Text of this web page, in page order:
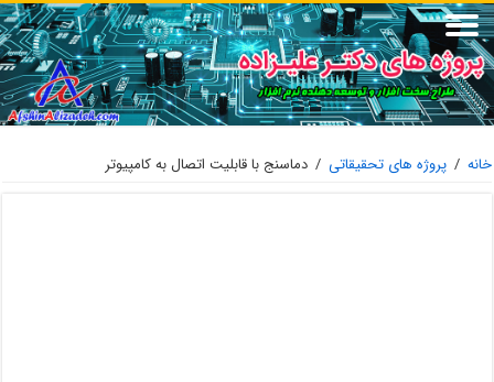
خانه / پروژه های تحقیقاتی / دماسنج با قابلیت اتصال به کامپیوتر